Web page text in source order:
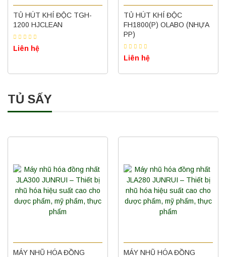
TỦ HÚT KHÍ ĐỘC TGH-
1200 HJCLEAN
Liên hệ
TỦ HÚT KHÍ ĐỘC
FH1800(P) OLABO (NHỰA
PP)
Liên hệ
TỦ SẤY
MÁY NHŨ HÓA ĐỒNG
MÁY NHŨ HÓA ĐỒNG